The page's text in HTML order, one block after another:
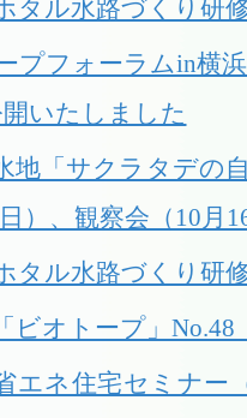
タル水路づくり研
プフォーラムin横
いたしました
地「サクラタデの
）、観察会（10月
タル水路づくり研
ビオトープ」
エネ住宅セミナー